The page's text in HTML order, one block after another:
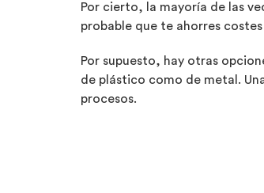
Por cierto, la mayoría de las
probable que te ahorres
Por supuesto, hay otras
de plástico como de metal.
procesos.